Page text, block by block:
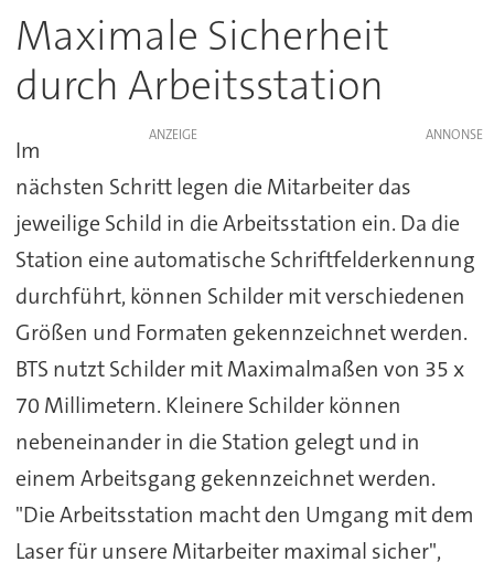
Maximale Sicherheit
durch Arbeitsstation
ANZEIGE
Im
nächsten Schritt legen die Mitarbeiter das
jeweilige Schild in die Arbeitsstation ein. Da die
Station eine automatische Schriftfelderkennung
durchführt, können Schilder mit verschiedenen
Größen und Formaten gekennzeichnet werden.
BTS nutzt Schilder mit Maximalmaßen von 35 x
70 Millimetern. Kleinere Schilder können
nebeneinander in die Station gelegt und in
einem Arbeitsgang gekennzeichnet werden.
"Die Arbeitsstation macht den Umgang mit dem
Laser für unsere Mitarbeiter maximal sicher",